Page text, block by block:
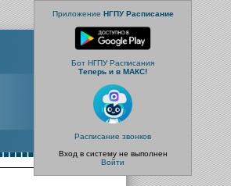
Приложение НГПУ Расписание
Бот НГПУ Расписания
Теперь и в МАКС!
Расписание звонков
Вход в систему не выполнен
Войти